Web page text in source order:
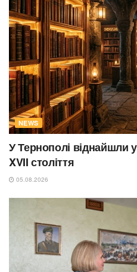
NEWS
У Тернополі віднайшли
XVII століття
05.08.2026